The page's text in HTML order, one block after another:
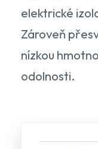
elektrické
Zároveň
nízkou
odolnosti.